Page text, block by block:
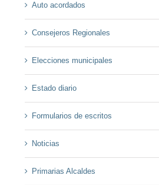
Auto acordados
Consejeros Regionales
Elecciones municipales
Estado diario
Formularios de escritos
Noticias
Primarias Alcaldes